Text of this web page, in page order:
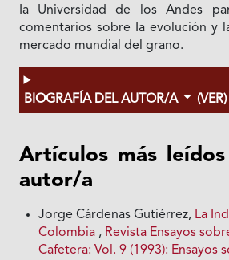
Ia Universidad de los Andes
comentarios sobre Ia evolución y
mercado mundial del grano.
BIOGRAFÍA DEL AUTOR/A (VER)
Artículos más
autor/a
Jorge Cárdenas Gutiérrez, La
Colombia , Revista Ensayos
Cafetera: Vol. 9 (1993): Ensayos